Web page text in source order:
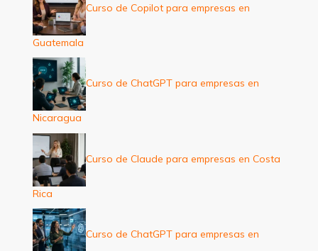
Curso de Copilot para empresas en
Guatemala
Curso de ChatGPT para empresas en
Nicaragua
Curso de Claude para empresas en Costa
Rica
Curso de ChatGPT para empresas en